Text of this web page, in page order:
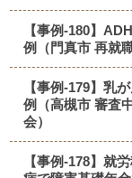
【事例-180】
例（門真市 再就
【事例-179】乳
例（高槻市 審査
会）
【事例-178】就